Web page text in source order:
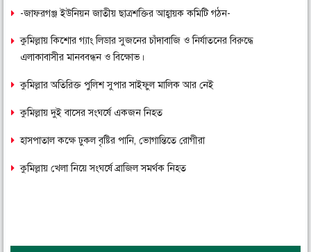
-জাফরগঞ্জ ইউনিয়ন জাতীয় ছাত্রশক্তির আহ্বায়ক কমিটি গঠন-
কুমিল্লায় কিশোর গ্যাং লিডার সুজনের চাঁদাবাজি ও নির্যাতনের বিরুদ্ধে
এলাকাবাসীর মানববন্ধন ও বিক্ষোভ।
কুমিল্লার অতিরিক্ত পুলিশ সুপার সাইফুল মালিক আর নেই
কুমিল্লায় দুই বাসের সংঘর্ষে একজন নিহত
হাসপাতাল কক্ষে ঢুকল বৃষ্টির পানি, ভোগান্তিতে রোগীরা
কুমিল্লায় খেলা নিয়ে সংঘর্ষে ব্রাজিল সমর্থক নিহত